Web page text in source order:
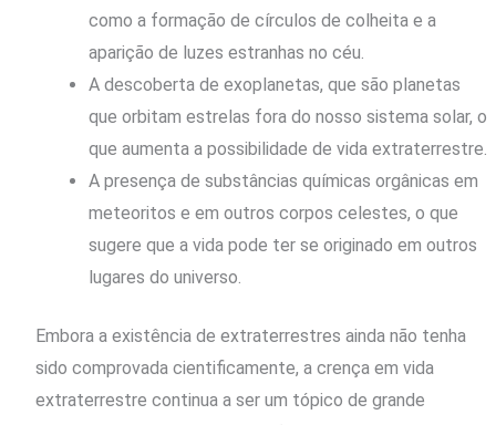
como a formação de círculos de colheita e a
aparição de luzes estranhas no céu.
A descoberta de exoplanetas, que são planetas
que orbitam estrelas fora do nosso sistema solar, o
que aumenta a possibilidade de vida extraterrestre.
A presença de substâncias químicas orgânicas em
meteoritos e em outros corpos celestes, o que
sugere que a vida pode ter se originado em outros
lugares do universo.
Embora a existência de extraterrestres ainda não tenha
sido comprovada cientificamente, a crença em vida
extraterrestre continua a ser um tópico de grande